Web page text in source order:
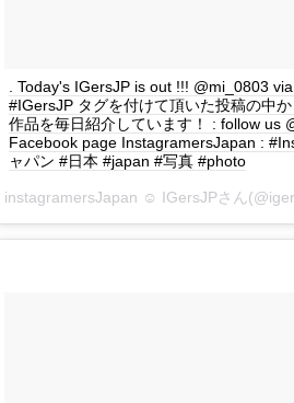
. Today's IGersJP is out !!! @mi_0803
#IGersJP タグを付けて頂いた投稿の中
作品を毎日紹介しています！ : follow us
Facebook page InstagramersJapan :
ャパン #日本 #japan #写真 #photo
instagramersJapan ☺︎ IGersJPさん